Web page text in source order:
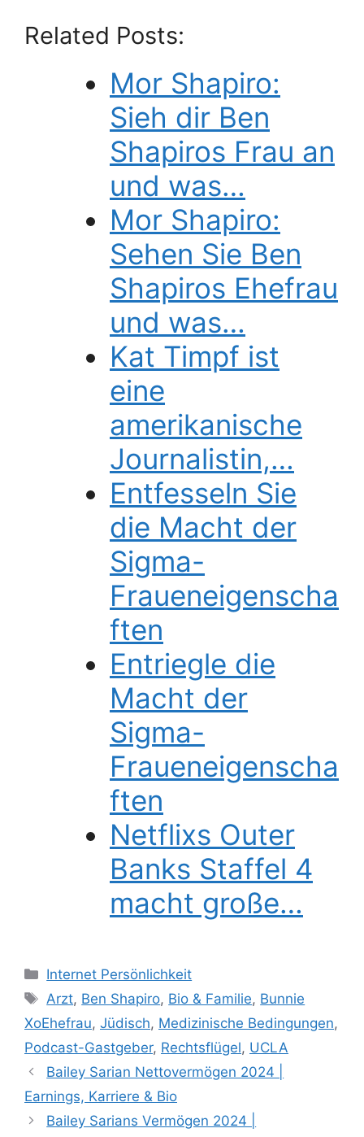
Related Posts:
Mor Shapiro:
Sieh dir Ben
Shapiros Frau an
und was…
Mor Shapiro:
Sehen Sie Ben
Shapiros Ehefrau
und was…
Kat Timpf ist
eine
amerikanische
Journalistin,…
Entfesseln Sie
die Macht der
Sigma-
Fraueneigenscha
ften
Entriegle die
Macht der
Sigma-
Fraueneigenscha
ften
Netflixs Outer
Banks Staffel 4
macht große…
Categories
Internet Persönlichkeit
Tags
Arzt, Ben Shapiro, Bio & Familie, Bunnie
XoEhefrau, Jüdisch, Medizinische Bedingungen,
Podcast-Gastgeber, Rechtsflügel, UCLA
Bailey Sarian Nettovermögen 2024 |
Earnings, Karriere & Bio
Bailey Sarians Vermögen 2024 |